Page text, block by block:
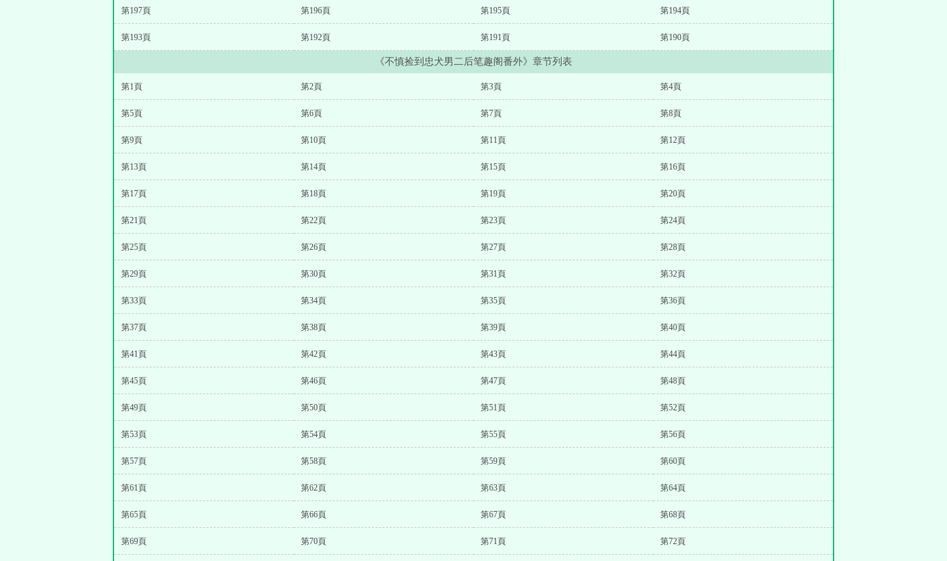
第197頁 第196頁 第195頁 第194頁
第193頁 第192頁 第191頁 第190頁
《不慎捡到忠犬男二后笔趣阁番外》章节列表
第1頁 第2頁 第3頁 第4頁
第5頁 第6頁 第7頁 第8頁
第9頁 第10頁 第11頁 第12頁
第13頁 第14頁 第15頁 第16頁
第17頁 第18頁 第19頁 第20頁
第21頁 第22頁 第23頁 第24頁
第25頁 第26頁 第27頁 第28頁
第29頁 第30頁 第31頁 第32頁
第33頁 第34頁 第35頁 第36頁
第37頁 第38頁 第39頁 第40頁
第41頁 第42頁 第43頁 第44頁
第45頁 第46頁 第47頁 第48頁
第49頁 第50頁 第51頁 第52頁
第53頁 第54頁 第55頁 第56頁
第57頁 第58頁 第59頁 第60頁
第61頁 第62頁 第63頁 第64頁
第65頁 第66頁 第67頁 第68頁
第69頁 第70頁 第71頁 第72頁